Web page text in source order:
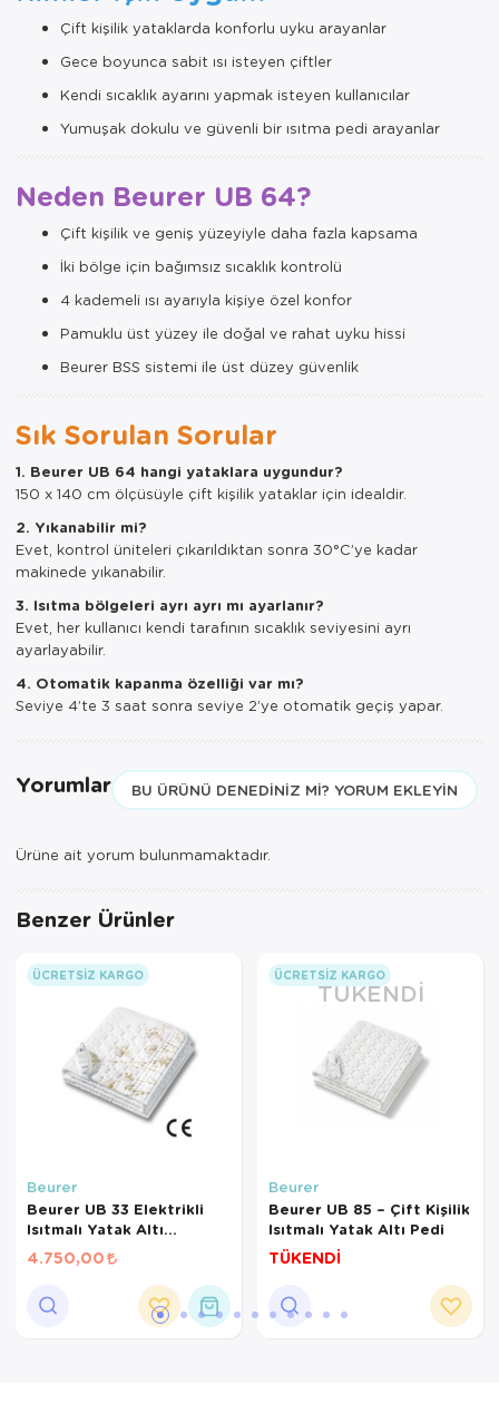
Çift kişilik yataklarda konforlu uyku arayanlar
Gece boyunca sabit ısı isteyen çiftler
Kendi sıcaklık ayarını yapmak isteyen kullanıcılar
Yumuşak dokulu ve güvenli bir ısıtma pedi arayanlar
Neden Beurer UB 64?
Çift kişilik ve geniş yüzeyiyle daha fazla kapsama
İki bölge için bağımsız sıcaklık kontrolü
4 kademeli ısı ayarıyla kişiye özel konfor
Pamuklu üst yüzey ile doğal ve rahat uyku hissi
Beurer BSS sistemi ile üst düzey güvenlik
Sık Sorulan Sorular
1. Beurer UB 64 hangi yataklara uygundur?
150 x 140 cm ölçüsüyle çift kişilik yataklar için idealdir.
2. Yıkanabilir mi?
Evet, kontrol üniteleri çıkarıldıktan sonra 30°C’ye kadar
makinede yıkanabilir.
3. Isıtma bölgeleri ayrı ayrı mı ayarlanır?
Evet, her kullanıcı kendi tarafının sıcaklık seviyesini ayrı
ayarlayabilir.
4. Otomatik kapanma özelliği var mı?
Seviye 4’te 3 saat sonra seviye 2’ye otomatik geçiş yapar.
Yorumlar BU ÜRÜNÜ DENEDINIZ MI? YORUM EKLEYIN
Ürüne ait yorum bulunmamaktadır.
Benzer Ürünler
ÜCRETSIZ KARGO
Beurer
Beurer UB 33 Elektrikli
Isıtmalı Yatak Altı
Battaniye Elektrikli Ped
150 x 80 tek kişilik
4.750,00
TÜKENDI
ÜCRETSIZ KARGO
Beurer
Beurer UB 85 – Çift Kişilik
Isıtmalı Yatak Altı Pedi
TÜKENDİ